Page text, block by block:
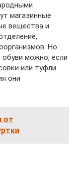
магазинные
вещества и
Но
обуви можно, если
или туфли.
они
от